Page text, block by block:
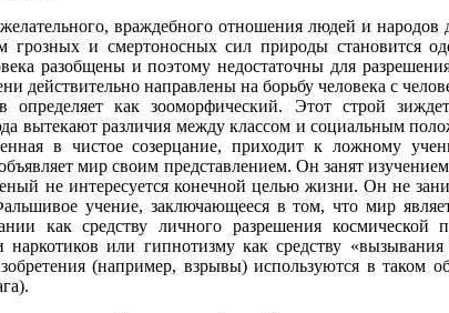
враждебного отношения людей и
грозных и смертоносных сил природы становится
разобщены и поэтому недостаточны для
действительно направлены на борьбу человека с
определяет как зооморфический. Этот строй
вытекают различия между классом и социальным
в чистое созерцание, приходит к ложному
мир своим представлением. Он занят изучением
не интересуется конечной целью жизни. Он не
учение, заключающееся в том, что мир
как средству личного разрешения
или гипнотизму как средству
(например, взрывы) используются в таком